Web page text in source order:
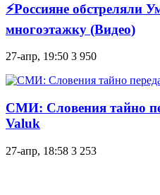
⚡Россияне обстреляли
многоэтажку (Видео)
27-апр, 19:50 3 950
СМИ: Словения тайно
Valuk
27-апр, 18:58 3 253